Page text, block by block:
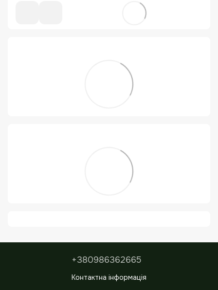
+380986362665
Контактна інформація